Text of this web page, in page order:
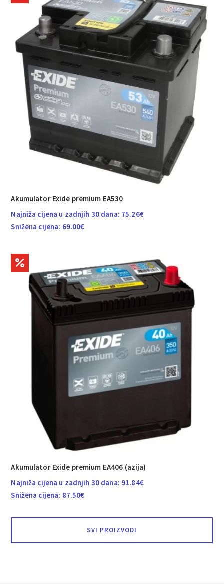
Akumulator Exide premium EA530
Najniža cijena u zadnjih 30 dana: 75.26€
Snižena cijena: 69.00€
Akumulator Exide premium EA406 (azija)
Najniža cijena u zadnjih 30 dana: 91.84€
Snižena cijena: 87.50€
SVI PROIZVODI